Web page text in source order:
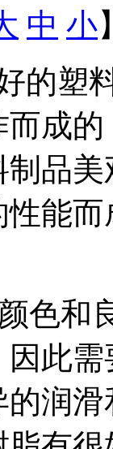
中 小
的塑
成
品
性能
色和
此
润